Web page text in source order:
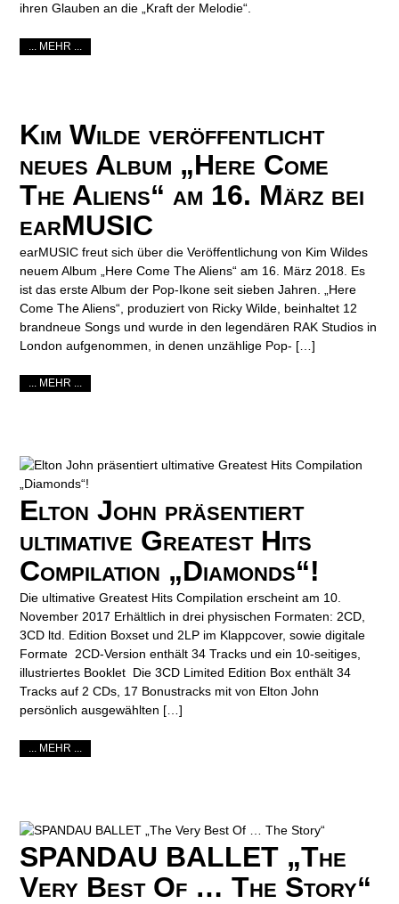
ihren Glauben an die „Kraft der Melodie“.
... MEHR ...
Kim Wilde veröffentlicht
neues Album „Here Come
The Aliens“ am 16. März bei
earMUSIC
earMUSIC freut sich über die Veröffentlichung von Kim Wildes
neuem Album „Here Come The Aliens“ am 16. März 2018. Es
ist das erste Album der Pop-Ikone seit sieben Jahren. „Here
Come The Aliens“, produziert von Ricky Wilde, beinhaltet 12
brandneue Songs und wurde in den legendären RAK Studios in
London aufgenommen, in denen unzählige Pop- […]
... MEHR ...
Elton John präsentiert
ultimative Greatest Hits
Compilation „Diamonds“!
Die ultimative Greatest Hits Compilation erscheint am 10.
November 2017 Erhältlich in drei physischen Formaten: 2CD,
3CD ltd. Edition Boxset und 2LP im Klappcover, sowie digitale
Formate 2CD-Version enthält 34 Tracks und ein 10-seitiges,
illustriertes Booklet Die 3CD Limited Edition Box enthält 34
Tracks auf 2 CDs, 17 Bonustracks mit von Elton John
persönlich ausgewählten […]
... MEHR ...
SPANDAU BALLET „The
Very Best Of … The Story“